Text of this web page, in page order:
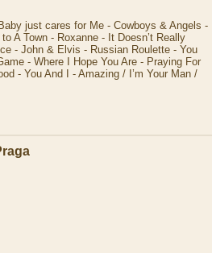
just cares for Me - Cowboys & Angels -
A Town - Roxanne - It Doesn’t Really
- John & Elvis - Russian Roulette - You
- Where I Hope You Are - Praying For
- You And I - Amazing / I’m Your Man /